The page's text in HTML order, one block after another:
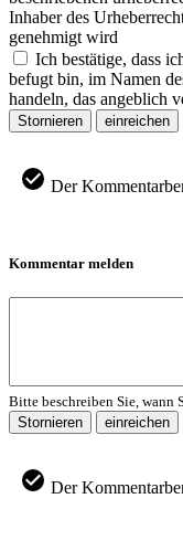
Inhaber des
genehmigt wird
Ich bestätige, dass
befugt bin, im Namen
handeln, das angeblich
Stornieren einreichen
Der
Kommentar melden
Bitte beschreiben Sie, wann
Stornieren
einreichen
Der